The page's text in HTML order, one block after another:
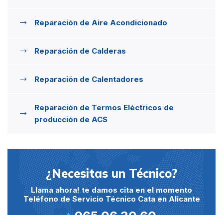
Reparación de Aire Acondicionado
Reparación de Calderas
Reparación de Calentadores
Reparación de Termos Eléctricos de
producción de ACS
¿Necesitas un Técnico?
Llama ahora! te damos cita en el momento
Teléfono de Servicio Técnico Cata en Alicante